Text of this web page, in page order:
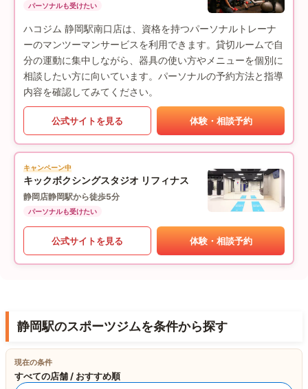
パーソナルも受けたい
ハコジム 静岡駅南口店は、資格を持つパーソナルトレーナ
ーのマンツーマンサービスを利用できます。貸切ルームで自
分の運動に集中しながら、器具の使い方やメニューを個別に
相談したい方に向いています。パーソナルの予約方法と指導
内容を確認してみてください。
公式サイトを見る 体験・相談予約
キャンペーン中
キックボクシングスタジオ リフィナス
静岡店静岡駅から徒歩5分
パーソナルも受けたい
公式サイトを見る 体験・相談予約
静岡駅のスポーツジムを条件から探す
現在の条件
すべての店舗 / おすすめ順